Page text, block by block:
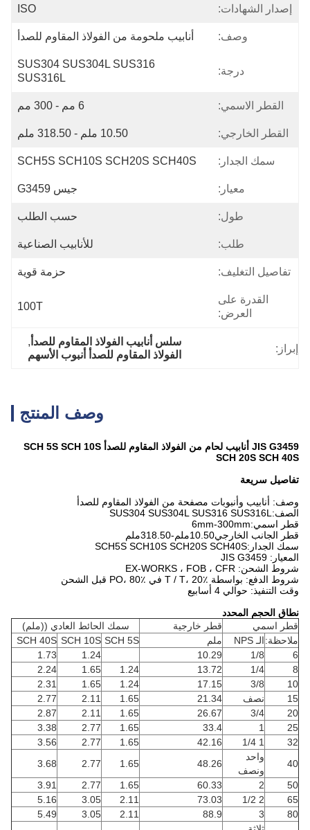
إصدار الشهادات: ISO
وصف: أنابيب ملحومة من الفولاذ المقاوم للصدأ
درجة:
SUS304 SUS304L SUS316
SUS316L
القطر الاسمي: 6 مم - 300 مم
القطر الخارجي: 10.50 ملم - 318.50 ملم
سمك الجدار: SCH5S SCH10S SCH20S SCH40S
معيار: جيس G3459
طول: حسب الطلب
طلب: للأنابيب الصناعية
تفاصيل التغليف: حزمة قوية
القدرة على
العرض:
100T
إبراز:
سلس أنابيب الفولاذ المقاوم للصدأ,
الفولاذ المقاوم للصدأ أنبوب الأسهم
وصف المنتج
JIS G3459 أنابيب لحام من الفولاذ المقاوم للصدأ SCH 5S SCH 10S
SCH 20S SCH 40S
تفاصيل سريعة
وصف: أنابيب وأنبوبات مصفحة من الفولاذ المقاوم للصدأ
الصف:SUS304 SUS304L SUS316 SUS316L
قطر اسمي:6mm-300mm
قطر الجانب الخارجي10.50ملم-318.50ملم
سمك الجدار:SCH5S SCH10S SCH20S SCH40S
المعيار: JIS G3459
شروط الشحن: EX-WORKS ، FOB ، CFR
شروط الدفع: بواسطة T / T، 20٪ في PO، 80٪ قبل الشحن
وقت التنفيذ: حوالي 4 أسابيع
نطاق الحجم المحدد
قطر اسمي
قطر خارجية
سمك الحائط العادي ((ملم)
ملاحظة:الـ NPS ملم SCH 5S
SCH 10S
SCH 40S
1/8
10.29
1.24
1.73
1/4
13.72
1.24
1.65
2.24
10
3/8
17.15
1.24
1.65
2.31
15
نصف 21.34
1.65
2.11
2.77
20
3/4
26.67
1.65
2.11
2.87
25
33.4
1.65
2.77
3.38
32
42.16
1.65
2.77
3.56
40
واحد
ونصف
48.26
1.65
2.77
3.68
50
60.33
1.65
2.77
3.91
65
73.03
2.11
3.05
5.16
80
88.9
2.11
3.05
5.49